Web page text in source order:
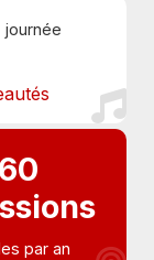
journée
60
par an